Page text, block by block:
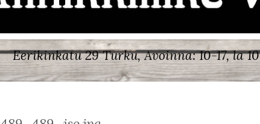
Eerikinkatu 29 Turku, Avoinna: 10-17, la